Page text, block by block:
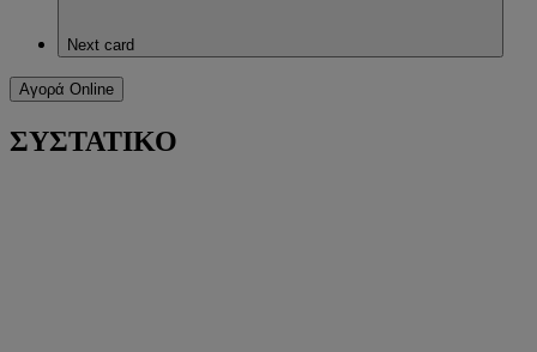
Next card
Αγορά Online
ΣΥΣΤΑΤΙΚΟ